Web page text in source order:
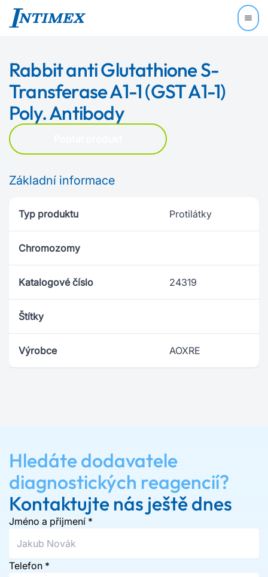
Rabbit anti Glutathione S-
Transferase A1-1 (GST A1-1)
Poly. Antibody
Základní informace
Typ produktu Protilátky
Chromozomy
Katalogové číslo 24319
Štítky
Výrobce AOXRE
Hledáte dodavatele
diagnostických reagencií?
Kontaktujte nás ještě dnes
Jméno a přijmení *
Telefon *